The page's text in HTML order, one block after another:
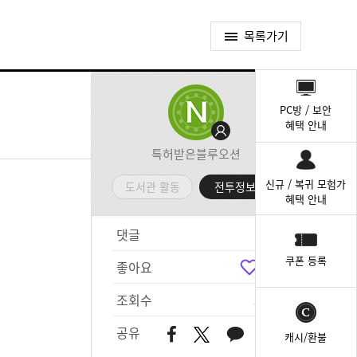
목록가기
특허받은블루오션
도서관 활동 전투정보실
댓글
좋아요
조회수
532
공유
PC방 / 보안
혜택 안내
신규 / 복귀 모험가
혜택 안내
쿠폰 등록
캐시/환불